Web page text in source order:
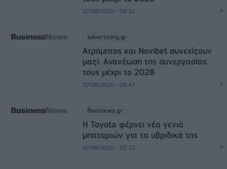
07/08/2026 - 08:52
advertising.gr
Ατρόμητος και Novibet συνεχίζουν
μαζί: Ανανέωση της συνεργασίας
τους μέχρι το 2028
07/08/2026 - 08:47
fleetnews.gr
Η Toyota φέρνει νέα γενιά
μπαταριών για τα υβριδικά της
07/08/2026 - 05:22